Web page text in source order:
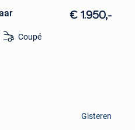
€ 1.950,-
Coupé
Gisteren